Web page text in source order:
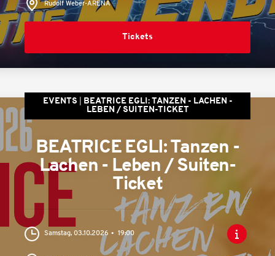
Rudolf Weber-ARENA
Tickets
EVENTS
BEATRICE EGLI: TANZEN - LACHEN -
LEBEN / SUITEN-TICKET
BEATRICE EGLI: Tanzen -
Lachen - Leben / Suiten-
Ticket
Samstag, 03.10.2026 19:00